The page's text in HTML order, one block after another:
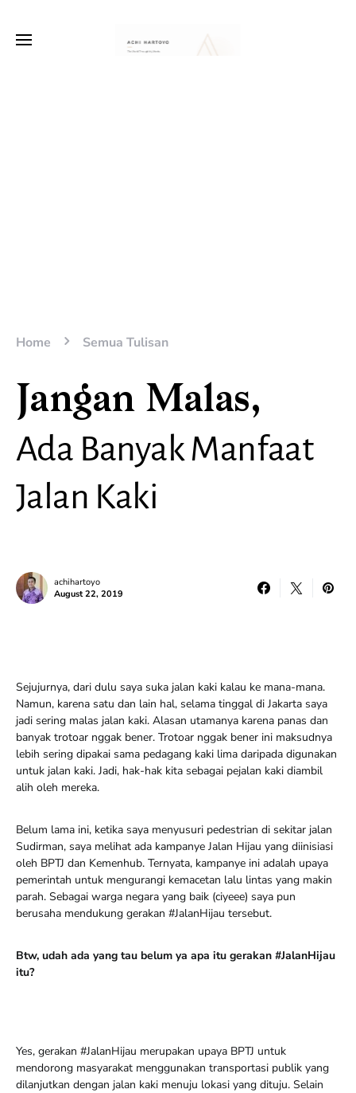
Home Semua Tulisan
Jangan Malas,
Ada Banyak Manfaat
Jalan Kaki
achihartoyo
August 22, 2019
Sejujurnya, dari dulu saya suka jalan kaki kalau ke mana-mana.
Namun, karena satu dan lain hal, selama tinggal di Jakarta saya
jadi sering malas jalan kaki. Alasan utamanya karena panas dan
banyak trotoar nggak bener. Trotoar nggak bener ini maksudnya
lebih sering dipakai sama pedagang kaki lima daripada digunakan
untuk jalan kaki. Jadi, hak-hak kita sebagai pejalan kaki diambil
alih oleh mereka.
Belum lama ini, ketika saya menyusuri pedestrian di sekitar jalan
Sudirman, saya melihat ada kampanye Jalan Hijau yang diinisiasi
oleh BPTJ dan Kemenhub. Ternyata, kampanye ini adalah upaya
pemerintah untuk mengurangi kemacetan lalu lintas yang makin
parah. Sebagai warga negara yang baik (ciyeee) saya pun
berusaha mendukung gerakan #JalanHijau tersebut.
Btw, udah ada yang tau belum ya apa itu gerakan #JalanHijau
itu?
Yes, gerakan #JalanHijau merupakan upaya BPTJ untuk
mendorong masyarakat menggunakan transportasi publik yang
dilanjutkan dengan jalan kaki menuju lokasi yang dituju. Selain